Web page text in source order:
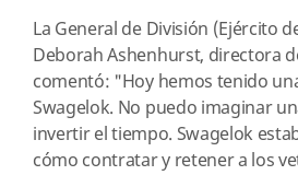
La General de División (Ejército
Deborah Ashenhurst, directora
comentó: "Hoy hemos tenido
Swagelok. No puedo imaginar
invertir el tiempo. Swagelok
cómo contratar y retener a los